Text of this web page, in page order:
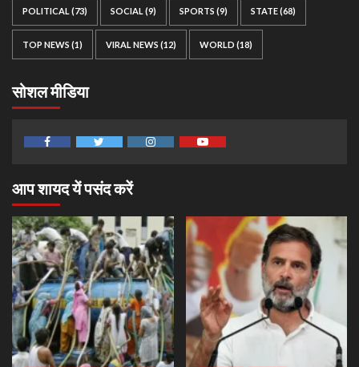
POLITICAL (73) SOCIAL (9) SPORTS (9) STATE(68)
TOP NEWS (1) VIRAL NEWS (12) WORLD (18)
सोशल मीडिया
आप शायद यें पसंद करें